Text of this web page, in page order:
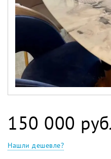
150 000
Нашли дешевле?